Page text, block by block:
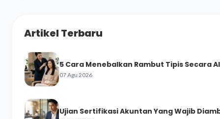
Artikel Terbaru
5 Cara Menebalkan Rambut Tipis Secara
07 Agu 2026
Ujian Sertifikasi Akuntan Yang Wajib